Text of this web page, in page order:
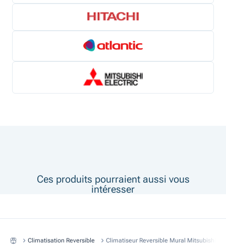
Ces produits pourraient aussi vous
intéresser
Climatisation Reversible Climatiseur Reversible Mural Mitsubishi